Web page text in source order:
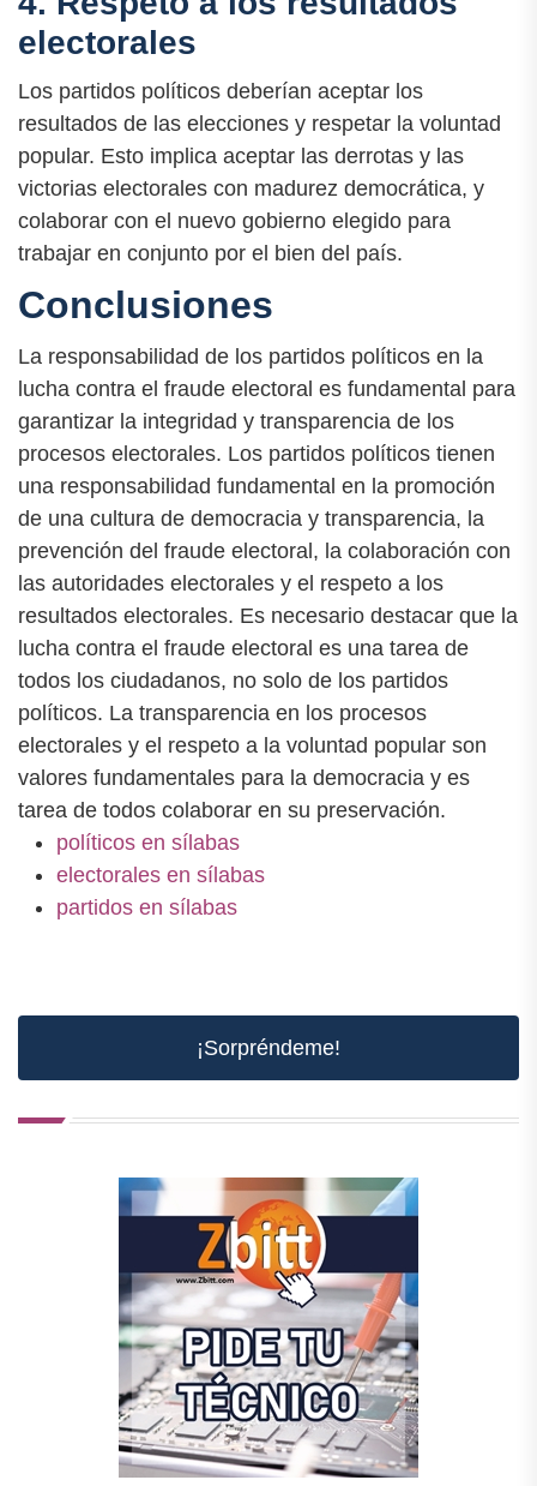
electorales
Los partidos políticos deberían aceptar los
resultados de las elecciones y respetar la voluntad
popular. Esto implica aceptar las derrotas y las
victorias electorales con madurez democrática, y
colaborar con el nuevo gobierno elegido para
trabajar en conjunto por el bien del país.
Conclusiones
La responsabilidad de los partidos políticos en la
lucha contra el fraude electoral es fundamental para
garantizar la integridad y transparencia de los
procesos electorales. Los partidos políticos tienen
una responsabilidad fundamental en la promoción
de una cultura de democracia y transparencia, la
prevención del fraude electoral, la colaboración con
las autoridades electorales y el respeto a los
resultados electorales. Es necesario destacar que la
lucha contra el fraude electoral es una tarea de
todos los ciudadanos, no solo de los partidos
políticos. La transparencia en los procesos
electorales y el respeto a la voluntad popular son
valores fundamentales para la democracia y es
tarea de todos colaborar en su preservación.
políticos en sílabas
electorales en sílabas
partidos en sílabas
¡Sorpréndeme!